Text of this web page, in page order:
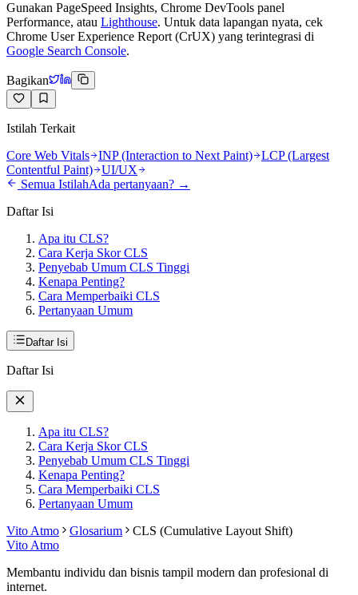
Gunakan PageSpeed Insights, Chrome DevTools panel
Performance, atau Lighthouse. Untuk data lapangan nyata, cek
Chrome User Experience Report (CrUX) yang terintegrasi di
Google Search Console.
Bagikan
Istilah Terkait
Core Web Vitals
INP (Interaction to Next Paint)
LCP (Largest
Contentful Paint)
UI/UX
Semua IstilahAda pertanyaan? →
Daftar Isi
Apa itu CLS?
Cara Kerja Skor CLS
Penyebab Umum CLS Tinggi
Kenapa Penting?
Cara Memperbaiki CLS
Pertanyaan Umum
Daftar Isi
Daftar Isi
Apa itu CLS?
Cara Kerja Skor CLS
Penyebab Umum CLS Tinggi
Kenapa Penting?
Cara Memperbaiki CLS
Pertanyaan Umum
Vito Atmo
Glosarium
CLS (Cumulative Layout Shift)
Vito Atmo
Membantu individu dan bisnis tampil modern dan profesional di
internet.